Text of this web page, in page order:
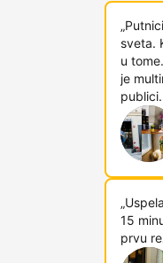
sveta.
u
je
15
prvu